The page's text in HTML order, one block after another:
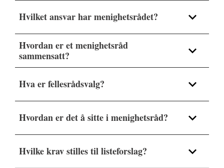
Hvilket ansvar har menighetsrådet?
Her er noen eksempler på menighetsrådets
ansvarsområder:
Hvordan er et menighetsråd
sammensatt?
Hva er fellesrådsvalg?
Hvordan er det å sitte i menighetsråd?
Hvilke krav stilles til listeforslag?